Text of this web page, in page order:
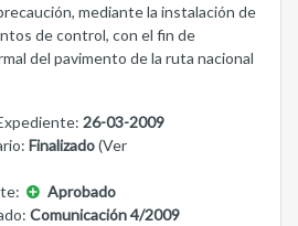
mediante la instalación de
de control, con el fin de
del pavimento de la ruta nacional
26-03-2009
Finalizado(Ver
Aprobado
Comunicación 4/2009